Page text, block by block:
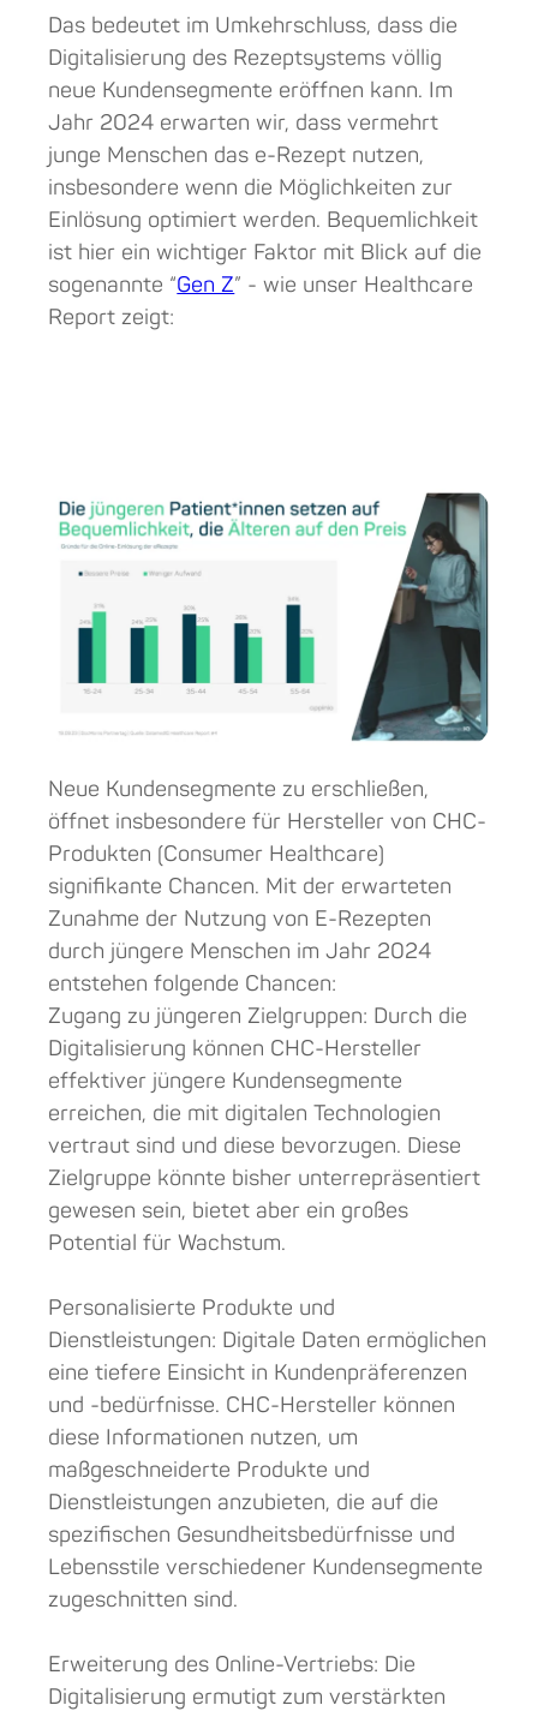
Das bedeutet im Umkehrschluss, dass die
Digitalisierung des Rezeptsystems völlig
neue Kundensegmente eröffnen kann. Im
Jahr 2024 erwarten wir, dass vermehrt
junge Menschen das e-Rezept nutzen,
insbesondere wenn die Möglichkeiten zur
Einlösung optimiert werden. Bequemlichkeit
ist hier ein wichtiger Faktor mit Blick auf die
sogenannte “Gen Z” - wie unser Healthcare
Report zeigt:
Neue Kundensegmente zu erschließen,
öffnet insbesondere für Hersteller von CHC-
Produkten (Consumer Healthcare)
signifikante Chancen. Mit der erwarteten
Zunahme der Nutzung von E-Rezepten
durch jüngere Menschen im Jahr 2024
entstehen folgende Chancen:
Zugang zu jüngeren Zielgruppen: Durch die
Digitalisierung können CHC-Hersteller
effektiver jüngere Kundensegmente
erreichen, die mit digitalen Technologien
vertraut sind und diese bevorzugen. Diese
Zielgruppe könnte bisher unterrepräsentiert
gewesen sein, bietet aber ein großes
Potential für Wachstum.
Personalisierte Produkte und
Dienstleistungen: Digitale Daten ermöglichen
eine tiefere Einsicht in Kundenpräferenzen
und -bedürfnisse. CHC-Hersteller können
diese Informationen nutzen, um
maßgeschneiderte Produkte und
Dienstleistungen anzubieten, die auf die
spezifischen Gesundheitsbedürfnisse und
Lebensstile verschiedener Kundensegmente
zugeschnitten sind.
Erweiterung des Online-Vertriebs: Die
Digitalisierung ermutigt zum verstärkten